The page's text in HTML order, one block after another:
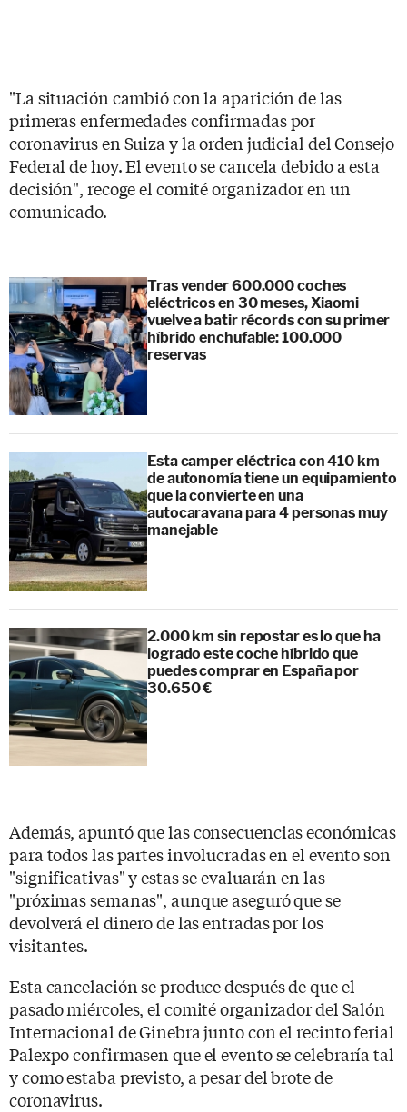
"La situación cambió con la aparición de las
primeras enfermedades confirmadas por
coronavirus en Suiza y la orden judicial del Consejo
Federal de hoy. El evento se cancela debido a esta
decisión", recoge el comité organizador en un
comunicado.
Tras vender 600.000 coches
eléctricos en 30 meses, Xiaomi
vuelve a batir récords con su primer
híbrido enchufable: 100.000
reservas
Esta camper eléctrica con 410 km
de autonomía tiene un equipamiento
que la convierte en una
autocaravana para 4 personas muy
manejable
2.000 km sin repostar es lo que ha
logrado este coche híbrido que
puedes comprar en España por
30.650 €
Además, apuntó que las consecuencias económicas
para todos las partes involucradas en el evento son
"significativas" y estas se evaluarán en las
"próximas semanas", aunque aseguró que se
devolverá el dinero de las entradas por los
visitantes.
Esta cancelación se produce después de que el
pasado miércoles, el comité organizador del Salón
Internacional de Ginebra junto con el recinto ferial
Palexpo confirmasen que el evento se celebraría tal
y como estaba previsto, a pesar del brote de
coronavirus.